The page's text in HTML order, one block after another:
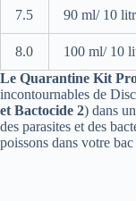
7.5 90 ml/ 10
8.0 100 ml/ 10
Le Quarantine Kit
incontournables de
et Bactocide 2) dans
des parasites et des
poissons dans votre bac